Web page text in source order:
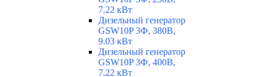
7.22 кВт
Дизельный генератор
GSW10P 3Ф, 380В,
9.03 кВт
Дизельный генератор
GSW10P 3Ф, 400В,
7.22 кВт